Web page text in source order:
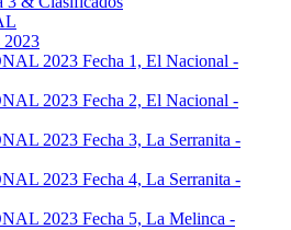
2023
2023 Fecha 1, El Nacional -
2023 Fecha 2, El Nacional -
2023 Fecha 3, La Serranita -
2023 Fecha 4, La Serranita -
2023 Fecha 5, La Melinca -